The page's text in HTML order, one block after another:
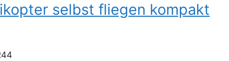
selbst fliegen kompakt